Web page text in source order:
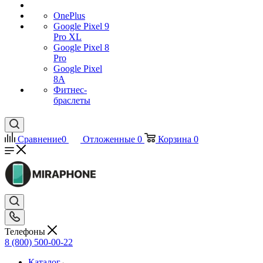
OnePlus
Google Pixel 9
Pro XL
Google Pixel 8
Pro
Google Pixel
8A
Фитнес-
браслеты
Сравнение0 Отложенные 0 Корзина 0
Телефоны
8 (800) 500-00-22